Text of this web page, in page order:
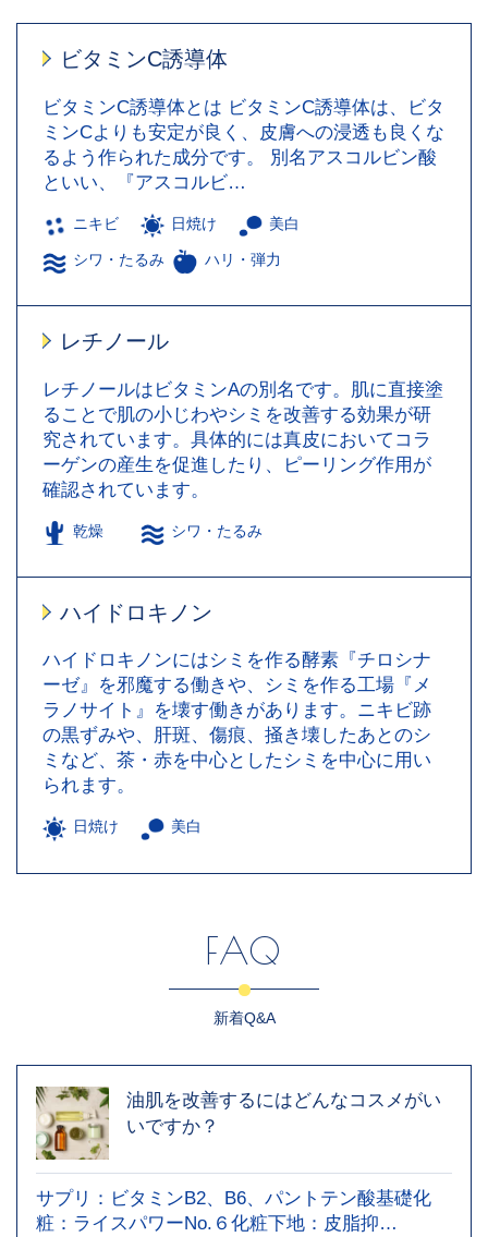
ビタミンC誘導体
ビタミンC誘導体とは ビタミンC誘導体は、ビタ
ミンCよりも安定が良く、皮膚への浸透も良くな
るよう作られた成分です。 別名アスコルビン酸
といい、『アスコルビ…
ニキビ 日焼け 美白
シワ・たるみ ハリ・弾力
レチノール
レチノールはビタミンAの別名です。肌に直接塗
ることで肌の小じわやシミを改善する効果が研
究されています。具体的には真皮においてコラ
ーゲンの産生を促進したり、ピーリング作用が
確認されています。
乾燥 シワ・たるみ
ハイドロキノン
ハイドロキノンにはシミを作る酵素『チロシナ
ーゼ』を邪魔する働きや、シミを作る工場『メ
ラノサイト』を壊す働きがあります。ニキビ跡
の黒ずみや、肝斑、傷痕、掻き壊したあとのシ
ミなど、茶・赤を中心としたシミを中心に用い
られます。
日焼け 美白
FAQ
新着Q&A
油肌を改善するにはどんなコスメがい
いですか？
サプリ：ビタミンB2、B6、パントテン酸基礎化
粧：ライスパワーNo.６化粧下地：皮脂抑…